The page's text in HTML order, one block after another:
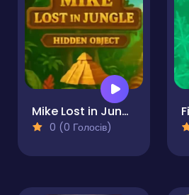
Mike Lost in Jungle - Hidden Object
0 (0 Голосів)